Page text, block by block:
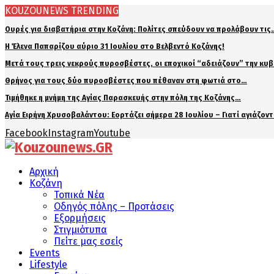
KOUZOUNEWS TRENDING
Ουρές για διαβατήρια στην Κοζάνη: Πολίτες σπεύδουν να προλάβουν
Η Έλενα Παπαρίζου αύριο 31 Ιουλίου στο Βελβεντό Κοζάνης!
Μετά τους τρεις νεκρούς πυροσβέστες, οι εποχικοί “αδειάζουν” την
Θρήνος για τους δύο πυροσβέστες που πέθαναν στη φωτιά στο…
Τιμήθηκε η μνήμη της Αγίας Παρασκευής στην πόλη της Κοζάνης…
Αγία Ειρήνη Χρυσοβαλάντου: Εορτάζει σήμερα 28 Ιουλίου – Γιατί
FacebookInstagramYoutube
Αρχική
Κοζάνη
Τοπικά Νέα
Οδηγός πόλης – Προτάσεις
Εξορμήσεις
Στιγμιότυπα
Πείτε μας εσείς
Events
Lifestyle